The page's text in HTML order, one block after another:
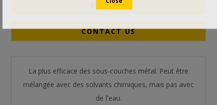
REVIEWS
CONTACT US
La plus efficace des sous-couches métal. Peut être
mélangée avec des solvants chimiques, mais pas avec
de l'eau.